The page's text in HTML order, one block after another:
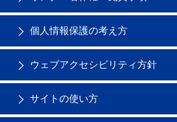
個人情報保護の考え方
ウェブアクセシビリティ方針
サイトの使い方